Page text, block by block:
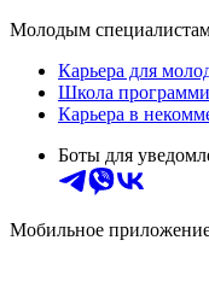
Молодым
Карьера для
Школа
Карьера в
Боты для
Мобильное